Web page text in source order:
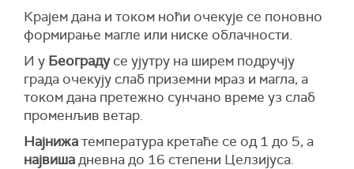
Крајем дана и током ноћи очекује се поновно
формирање магле или ниске облачности.
И у Београдусе ујутру на ширем подручју
града очекују слаб приземни мраз и магла, а
током дана претежно сунчано време уз слаб
променљив ветар.
Најнижатемпература кретаће се од 1 до 5, а
највишадневна до 16 степени Целзијуса.